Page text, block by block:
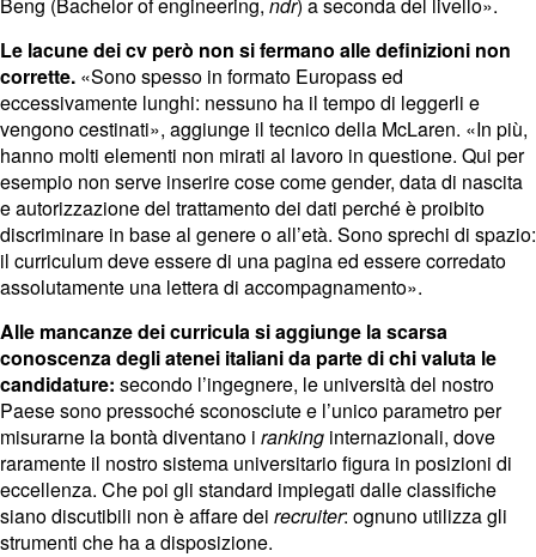
Le lacune dei cv però non si fermano alle definizioni non
corrette. «Sono spesso in formato Europass ed
eccessivamente lunghi: nessuno ha il tempo di leggerli e
vengono cestinati», aggiunge il tecnico della McLaren. «In più,
hanno molti elementi non mirati al lavoro in questione. Qui per
esempio non serve inserire cose come gender, data di nascita
e autorizzazione del trattamento dei dati perché è proibito
discriminare in base al genere o all’età. Sono sprechi di spazio:
il curriculum deve essere di una pagina ed essere corredato
assolutamente una lettera di accompagnamento».
Alle mancanze dei curricula si aggiunge la scarsa
conoscenza degli atenei italiani da parte di chi valuta le
candidature: secondo l’ingegnere, le università del nostro
Paese sono pressoché sconosciute e l’unico parametro per
misurarne la bontà diventano i ranking internazionali, dove
raramente il nostro sistema universitario figura in posizioni di
eccellenza. Che poi gli standard impiegati dalle classifiche
siano discutibili non è affare dei recruiter: ognuno utilizza gli
strumenti che ha a disposizione.